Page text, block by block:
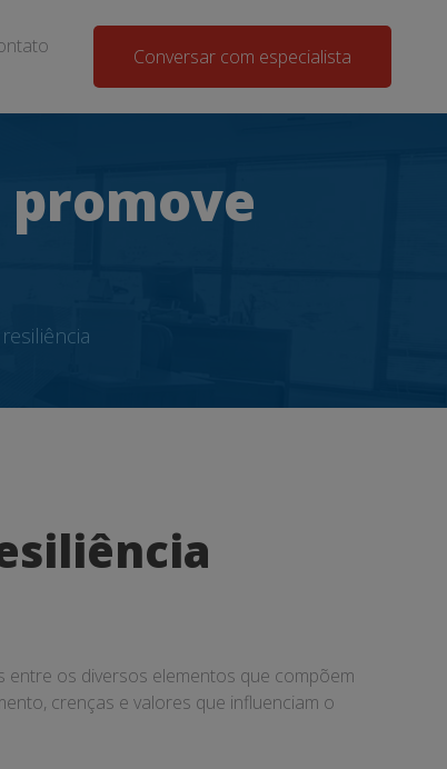
Conversar com especialista
promove
os diversos elementos que compõem
crenças e valores que influenciam o